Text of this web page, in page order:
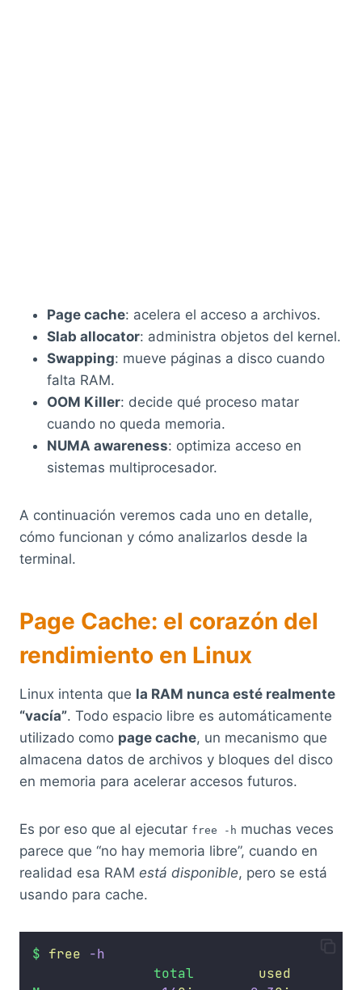
Page cache: acelera el acceso a archivos.
Slab allocator: administra objetos del kernel.
Swapping: mueve páginas a disco cuando
falta RAM.
OOM Killer: decide qué proceso matar
cuando no queda memoria.
NUMA awareness: optimiza acceso en
sistemas multiprocesador.
A continuación veremos cada uno en detalle,
cómo funcionan y cómo analizarlos desde la
terminal.
Page Cache: el corazón del
rendimiento en Linux
Linux intenta que la RAM nunca esté realmente
“vacía”. Todo espacio libre es automáticamente
utilizado como page cache, un mecanismo que
almacena datos de archivos y bloques del disco
en memoria para acelerar accesos futuros.
Es por eso que al ejecutar free -h muchas veces
parece que “no hay memoria libre”, cuando en
realidad esa RAM está disponible, pero se está
usando para cache.
$ free
-h
total
used